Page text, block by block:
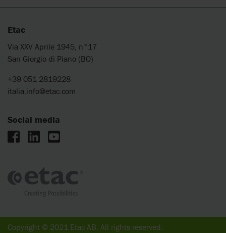
Etac
Via XXV Aprile 1945, n°17
San Giorgio di Piano (BO)
+39 051 2819228
italia.info@etac.com
Social media
Copyright © 2021 Etac AB. All rights reserved.